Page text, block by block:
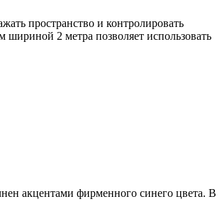
пространство и контролировать
2 метра позволяет использовать
акцентами фирменного синего цвета. В